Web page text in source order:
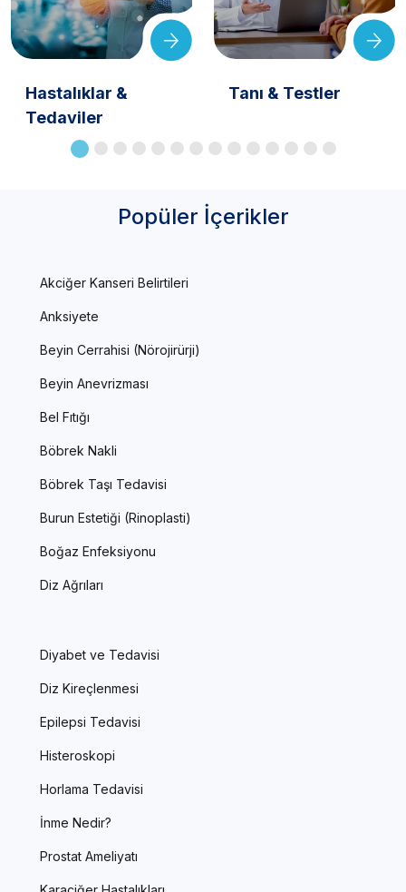
Hastalıklar &
Tedaviler
Tanı & Testler
Popüler İçerikler
Akciğer Kanseri Belirtileri
Anksiyete
Beyin Cerrahisi (Nörojirürji)
Beyin Anevrizması
Bel Fıtığı
Böbrek Nakli
Böbrek Taşı Tedavisi
Burun Estetiği (Rinoplasti)
Boğaz Enfeksiyonu
Diz Ağrıları
Diyabet ve Tedavisi
Diz Kireçlenmesi
Epilepsi Tedavisi
Histeroskopi
Horlama Tedavisi
İnme Nedir?
Prostat Ameliyatı